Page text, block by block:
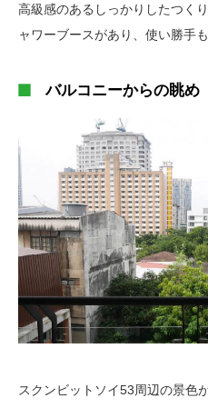
高級感のあるしっかりしたつく
ャワーブースがあり、使い勝手
バルコニーからの眺め
スクンビットソイ53周辺の景色